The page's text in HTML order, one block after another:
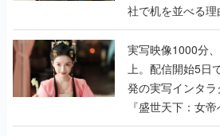
社で机を並べる
『TATSUJIN
んだレジェンド2
実写映像1000分
上。配信開始5日
発の実写インタ
『盛世天下：女
うこだわりをプ